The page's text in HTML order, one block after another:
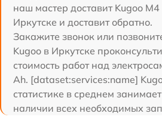
наш мастер доставит Kugoo
Иркутске и доставит обратно.
Закажите звонок или
Kugoo в Иркутске
стоимость работ над
Ah. [dataset:services:name]
статистике в среднем
наличии всех необходимых